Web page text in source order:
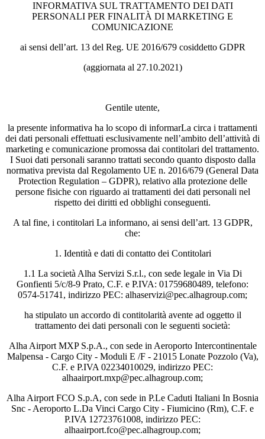
INFORMATIVA SUL TRATTAMENTO DEI DATI
PERSONALI PER FINALITÀ DI MARKETING E
COMUNICAZIONE
ai sensi dell’art. 13 del Reg. UE 2016/679 cosiddetto GDPR
(aggiornata al 27.10.2021)
Gentile utente,
la presente informativa ha lo scopo di informarLa circa i trattamenti
dei dati personali effettuati esclusivamente nell’ambito dell’attività di
marketing e comunicazione promossa dai contitolari del trattamento.
I Suoi dati personali saranno trattati secondo quanto disposto dalla
normativa prevista dal Regolamento UE n. 2016/679 (General Data
Protection Regulation – GDPR), relativo alla protezione delle
persone fisiche con riguardo ai trattamenti dei dati personali nel
rispetto dei diritti ed obblighi conseguenti.
A tal fine, i contitolari La informano, ai sensi dell’art. 13 GDPR,
che:
1. Identità e dati di contatto dei Contitolari
1.1 La società Alha Servizi S.r.l., con sede legale in Via Di
Gonfienti 5/c/8-9 Prato, C.F. e P.IVA: 01759680489, telefono:
0574-51741, indirizzo PEC: alhaservizi@pec.alhagroup.com;
ha stipulato un accordo di contitolarità avente ad oggetto il
trattamento dei dati personali con le seguenti società:
Alha Airport MXP S.p.A., con sede in Aeroporto Intercontinentale
Malpensa - Cargo City - Moduli E /F - 21015 Lonate Pozzolo (Va),
C.F. e P.IVA 02234010029, indirizzo PEC:
alhaairport.mxp@pec.alhagroup.com;
Alha Airport FCO S.p.A, con sede in P.Le Caduti Italiani In Bosnia
Snc - Aeroporto L.Da Vinci Cargo City - Fiumicino (Rm), C.F. e
P.IVA 12723761008, indirizzo PEC:
alhaairport.fco@pec.alhagroup.com;